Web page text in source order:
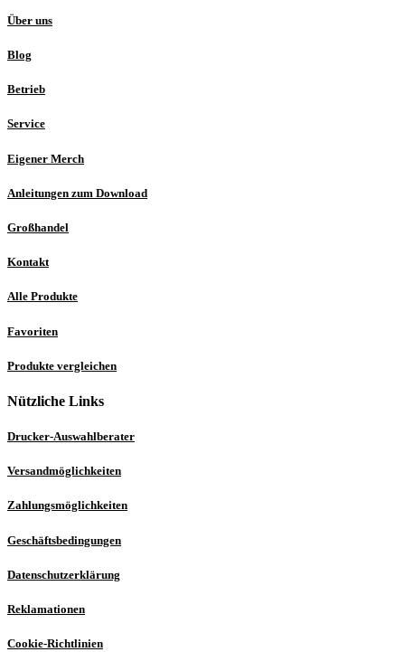
Über uns
Blog
Betrieb
Service
Eigener Merch
Anleitungen zum Download
Großhandel
Kontakt
Alle Produkte
Favoriten
Produkte vergleichen
Nützliche Links
Drucker-Auswahlberater
Versandmöglichkeiten
Zahlungsmöglichkeiten
Geschäftsbedingungen
Datenschutzerklärung
Reklamationen
Cookie-Richtlinien